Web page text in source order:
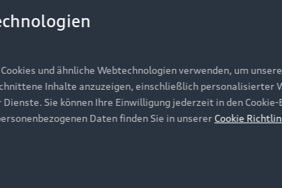
und ähnliche Webtechnologien verwenden, um
Inhalte anzuzeigen, einschließlich personalisierter
Sie können Ihre Einwilligung jederzeit in den
Daten finden Sie in unserer Cookie